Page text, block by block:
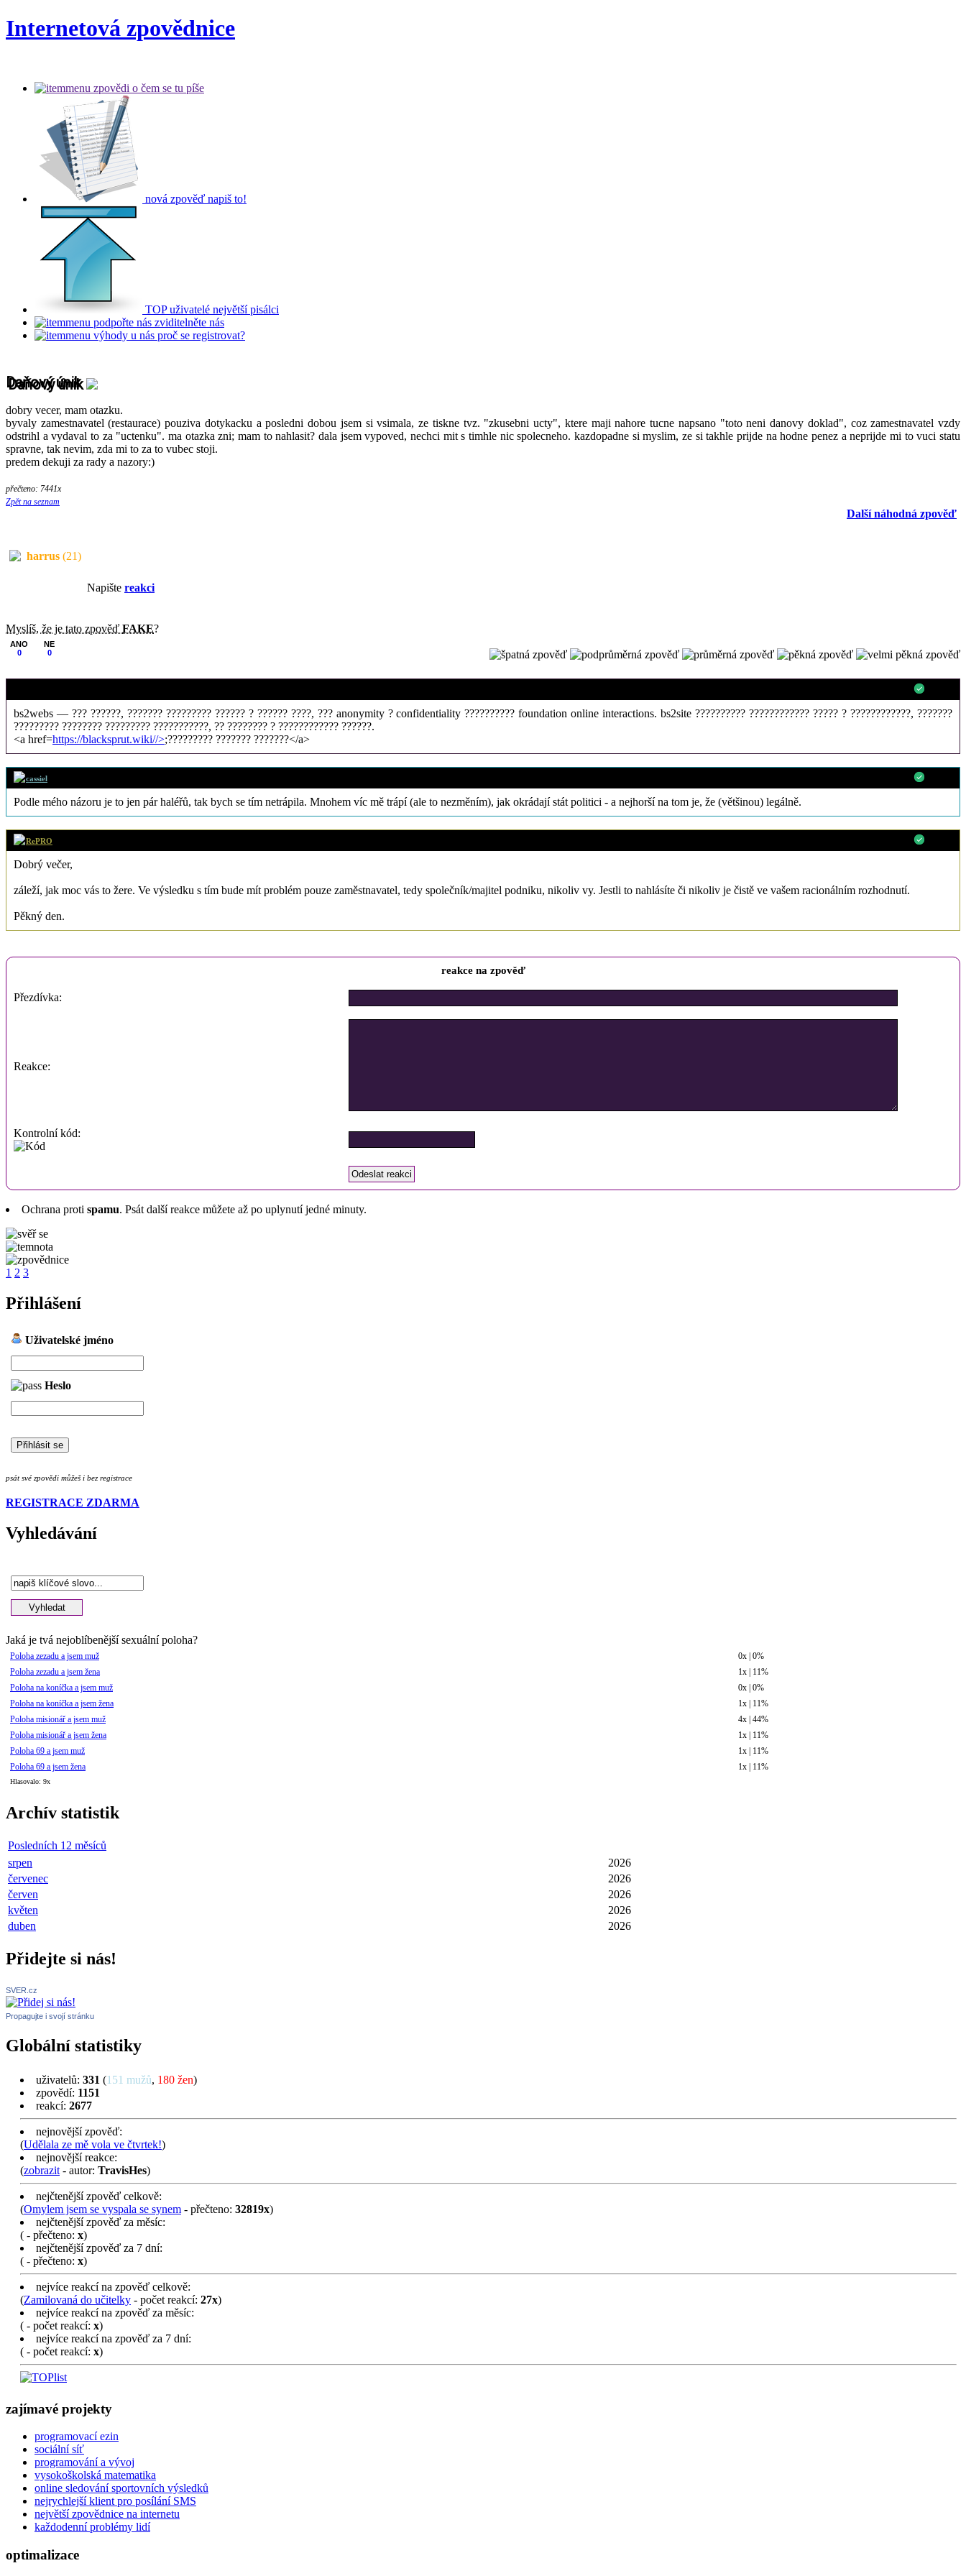
Internetová zpovědnice
zpovědi o čem se tu píše
nová zpověď napiš to!
TOP uživatelé největší pisálci
podpořte nás zviditelněte nás
výhody u nás proč se registrovat?
Daňový únik
dobry vecer, mam otazku.
byvaly zamestnavatel (restaurace) pouziva dotykacku a posledni dobou jsem si vsimala, ze tiskne tvz. "zkusebni ucty", ktere maji nahore tucne napsano "toto neni danovy doklad", coz zamestnavatel vzdy
odstrihl a vydaval to za "uctenku". ma otazka zni; mam to nahlasit? dala jsem vypoved, nechci mit s timhle nic spolecneho. kazdopadne si myslim, ze si takhle prijde na hodne penez a neprijde mi to vuci statu
spravne, tak nevim, zda mi to za to vubec stoji.
predem dekuji za rady a nazory:)
přečteno: 7441x
Zpět na seznam
Další náhodná zpověď
harrus (21)
Napište reakci
Myslíš, že je tato zpověď FAKE?
ANO
0
NE
0
bs2webs — ??? ??????, ??????? ????????? ?????? ? ?????? ????, ??? anonymity ? confidentiality ?????????? foundation online interactions. bs2site ?????????? ???????????? ????? ? ????????????, ???????
????????? ???????? ????????? ???????????, ?? ???????? ? ???????????? ??????.
<a href=https://blacksprut.wiki//>;????????? ??????? ???????</a>
cassiel
Podle mého názoru je to jen pár haléřů, tak bych se tím netrápila. Mnohem víc mě trápí (ale to nezměním), jak okrádají stát politici - a nejhorší na tom je, že (většinou) legálně.
RePRO
Dobrý večer,
záleží, jak moc vás to žere. Ve výsledku s tím bude mít problém pouze zaměstnavatel, tedy společník/majitel podniku, nikoliv vy. Jestli to nahlásíte či nikoliv je čistě ve vašem racionálním rozhodnutí.
Pěkný den.
reakce na zpověď
Přezdívka:
Reakce:
Kontrolní kód:
Ochrana proti spamu. Psát další reakce můžete až po uplynutí jedné minuty.
1 2 3
Přihlášení
Uživatelské jméno
Heslo
psát své zpovědi můžeš i bez registrace
REGISTRACE ZDARMA
Vyhledávání
Jaká je tvá nejoblíbenější sexuální poloha?
Poloha zezadu a jsem muž
0x | 0%
Poloha zezadu a jsem žena
1x | 11%
Poloha na koníčka a jsem muž
0x | 0%
Poloha na koníčka a jsem žena
1x | 11%
Poloha misionář a jsem muž
4x | 44%
Poloha misionář a jsem žena
1x | 11%
Poloha 69 a jsem muž
1x | 11%
Poloha 69 a jsem žena
1x | 11%
Hlasovalo: 9x
Archív statistik
Posledních 12 měsíců
srpen
2026
červenec
2026
červen
2026
květen
2026
duben
2026
Přidejte si nás!
SVER.cz
Propagujte i svojí stránku
Globální statistiky
uživatelů: 331 (151 mužů, 180 žen)
zpovědí: 1151
reakcí: 2677
nejnovější zpověď:
(Udělala ze mě vola ve čtvrtek!)
nejnovější reakce:
(zobrazit - autor: TravisHes)
nejčtenější zpověď celkově:
(Omylem jsem se vyspala se synem - přečteno: 32819x)
nejčtenější zpověď za měsíc:
( - přečteno: x)
nejčtenější zpověď za 7 dní:
( - přečteno: x)
nejvíce reakcí na zpověď celkově:
(Zamilovaná do učitelky - počet reakcí: 27x)
nejvíce reakcí na zpověď za měsíc:
( - počet reakcí: x)
nejvíce reakcí na zpověď za 7 dní:
( - počet reakcí: x)
zajímavé projekty
programovací ezin
sociální síť
programování a vývoj
vysokoškolská matematika
online sledování sportovních výsledků
nejrychlejší klient pro posílání SMS
největší zpovědnice na internetu
každodenní problémy lidí
optimalizace